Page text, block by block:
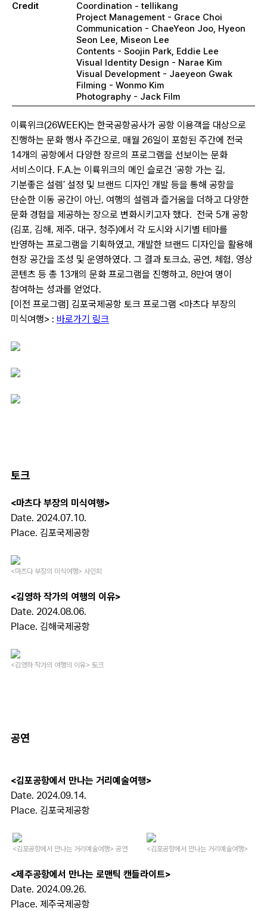
Credit
Coordination - tellikang
Project Management - Grace Choi
Communication - ChaeYeon Joo, Hyeon
Seon Lee, Miseon Lee
Contents - Soojin Park, Eddie Lee
Visual Identity Design - Narae Kim
Visual Development - Jaeyeon Gwak
Filming - Wonmo Kim
Photography - Jack Film
이륙위크(26WEEK)는 한국공항공사가 공항 이용객을 대상으로
진행하는 문화 행사 주간으로, 매월 26일이 포함된 주간에 전국
14개의 공항에서 다양한 장르의 프로그램을 선보이는 문화
서비스이다. F.A.는 이륙위크의 메인 슬로건 ‘공항 가는 길,
기분좋은 설렘’ 설정 및 브랜드 디자인 개발 등을 통해 공항을
단순한 이동 공간이 아닌, 여행의 설렘과 즐거움을 더하고 다양한
문화 경험을 제공하는 장으로 변화시키고자 했다. 전국 5개 공항
(김포, 김해, 제주, 대구, 청주)에서 각 도시와 시기별 테마를
반영하는 프로그램을 기획하였고, 개발한 브랜드 디자인을 활용해
현장 공간을 조성 및 운영하였다. 그 결과 토크쇼, 공연, 체험, 영상
콘텐츠 등 총 13개의 문화 프로그램을 진행하고, 8만여 명이
참여하는 성과를 얻었다.
[이전 프로그램] 김포국제공항 토크 프로그램 <마츠다 부장의
미식여행> : 바로가기 링크
토크
<마츠다 부장의 미식여행>
Date. 2024.07.10.
Place. 김포국제공항
<마츠다 부장의 미식여행> 사인회
<김영하 작가의 여행의 이유>
Date. 2024.08.06.
Place. 김해국제공항
<김영하 작가의 여행의 이유> 토크
공연
<김포공항에서 만나는 거리예술여행>
Date. 2024.09.14.
Place. 김포국제공항
<김포공항에서 만나는 거리예술여행> 공연 <김포공항에서 만나는 거리예술여행>
<제주공항에서 만나는 로맨틱 캔들라이트>
Date. 2024.09.26.
Place. 제주국제공항